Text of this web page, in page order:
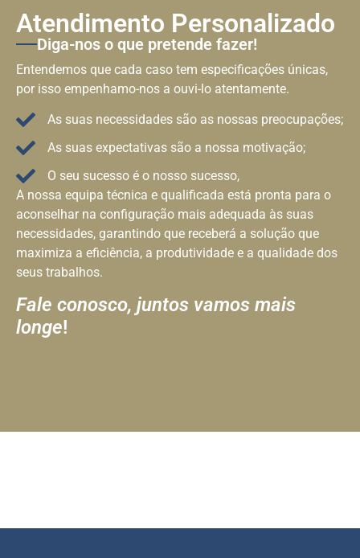
Atendimento Personalizado
Diga-nos o que pretende fazer!
Entendemos que cada caso tem especificações únicas,
por isso empenhamo-nos a ouvi-lo atentamente.
As suas necessidades são as nossas preocupações;
As suas expectativas são a nossa motivação;
O seu sucesso é o nosso sucesso,
A nossa equipa técnica e qualificada está pronta para o
aconselhar na configuração mais adequada às suas
necessidades, garantindo que receberá a solução que
maximiza a eficiência, a produtividade e a qualidade dos
seus trabalhos.
Fale conosco, juntos vamos mais
longe!